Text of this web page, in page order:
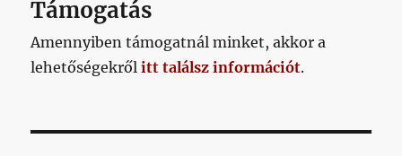
című
Támogatás
Amennyiben támogatnál minket, akkor a
lehetőségekrőlitt találsz információt.